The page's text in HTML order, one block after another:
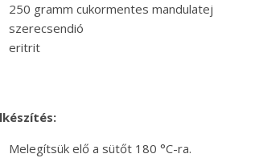
250 gramm cukormentes mandulatej
szerecsendió
eritrit
Melegítsük elő a sütőt 180 °C-ra.